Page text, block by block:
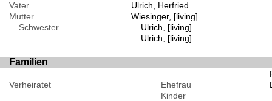
Vater
Ulrich, Herfried
Mutter
Wiesinger, [living]
Schwester
Ulrich, [living]
Ulrich, [living]
Familien
Verheiratet
Ehefrau
Kinder